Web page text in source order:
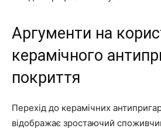
Аргументи на
керамічного
покриття
Перехід до керамічних
відображає зростаючий